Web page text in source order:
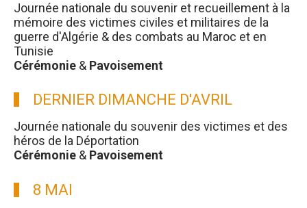
Journée nationale du souvenir et recueillement à la
mémoire des victimes civiles et militaires de la
guerre d'Algérie & des combats au Maroc et en
Tunisie
Cérémonie & Pavoisement
DERNIER DIMANCHE D'AVRIL
Journée nationale du souvenir des victimes et des
héros de la Déportation
Cérémonie & Pavoisement
8 MAI